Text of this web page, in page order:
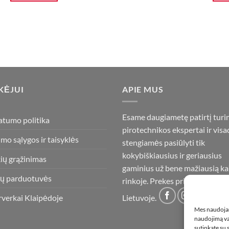
Mes
naudojimą
politika
sąlygos ir taisyklės
grąžinimas
parduotuvės
Klaipėdoje
APIE MUS
Esame daugiametę patirtį
pirotechnikos ekspertai ir
stengiamės pasiūlyti tik
kokybiškiausius ir geriausius
gaminius už bene mažiausią
rinkoje. Prekes pristatome
Lietuvoje.